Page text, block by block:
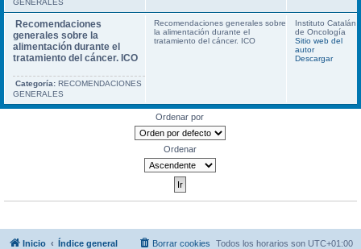
GENERALES
Recomendaciones
generales sobre la
alimentación durante el
tratamiento del cáncer. ICO
Categoría: RECOMENDACIONES
GENERALES
Recomendaciones generales sobre
la alimentación durante el
tratamiento del cáncer. ICO
Instituto Catalán
de Oncología
Sitio web del
autor
Descargar
Ordenar por
Ordenar
Inicio Índice general Todos los horarios son UTC+01:00
Borrar cookies